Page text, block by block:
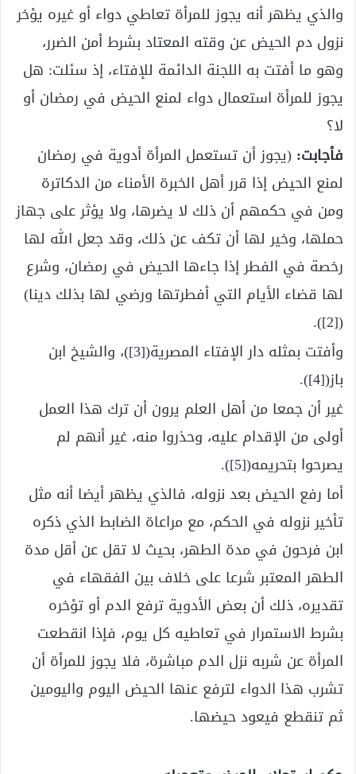
والذي يظهر أنه يجوز للمرأة تعاطي دواء أو غيره يؤخر
نزول دم الحيض عن وقته المعتاد بشرط أمن الضرر،
وهو ما أفتت به اللجنة الدائمة للإفتاء، إذ سئلت: هل
يجوز للمرأة استعمال دواء لمنع الحيض في رمضان أو
لا؟
فأجابت: (يجوز أن تستعمل المرأة أدوية في رمضان
لمنع الحيض إذا قرر أهل الخبرة الأمناء من الدكاترة
ومن في حكمهم أن ذلك لا يضرها، ولا يؤثر على جهاز
حملها، وخير لها أن تكف عن ذلك، وقد جعل الله لها
رخصة في الفطر إذا جاءها الحيض في رمضان، وشرع
لها قضاء الأيام التي أفطرتها ورضي لها بذلك دينا)
(
[2]
).
وأفتت بمثله دار الإفتاء المصرية([3] )، والشيخ ابن
باز([4]
).
غير أن جمعا من أهل العلم يرون أن ترك هذا العمل
أولى من الإقدام عليه، وحذروا منه، غير أنهم لم
يصرحوا بتحريمه([5]
).
أما رفع الحيض بعد نزوله، فالذي يظهر أيضا أنه مثل
تأخير نزوله في الحكم، مع مراعاة الضابط الذي ذكره
ابن فرحون في مدة الطهر، بحيث لا تقل عن أقل مدة
الطهر المعتبر شرعا على خلاف بين الفقهاء في
تقديره، ذلك أن بعض الأدوية ترفع الدم أو تؤخره
بشرط الاستمرار في تعاطيه كل يوم، فإذا انقطعت
المرأة عن شربه نزل الدم مباشرة، فلا يجوز للمرأة أن
تشرب هذا الدواء لترفع عنها الحيض اليوم واليومين
ثم تنقطع فيعود حيضها.